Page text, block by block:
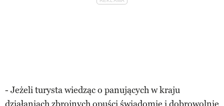
- Jeżeli turysta wiedząc o panujących w kraju